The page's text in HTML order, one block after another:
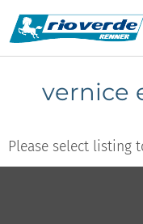
vernice
Please select listing